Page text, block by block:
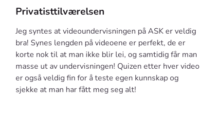
Privatisttilværelsen
Jeg syntes at videoundervisningen på ASK er veldig
bra! Synes lengden på videoene er perfekt, de er
korte nok til at man ikke blir lei, og samtidig får man
masse ut av undervisningen! Quizen etter hver video
er også veldig fin for å teste egen kunnskap og
sjekke at man har fått meg seg alt!